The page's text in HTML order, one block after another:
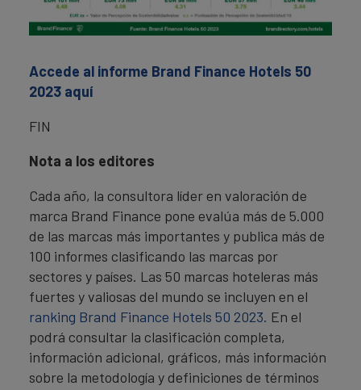
Accede al informe Brand Finance Hotels 50
2023 aquí
FIN
Nota a los editores
Cada año, la consultora líder en valoración de
marca Brand Finance pone evalúa más de 5.000
de las marcas más importantes y publica más de
100 informes clasificando las marcas por
sectores y países. Las 50 marcas hoteleras más
fuertes y valiosas del mundo se incluyen en el
ranking Brand Finance Hotels 50 2023. En el
podrá consultar la clasificación completa,
información adicional, gráficos, más información
sobre la metodología y definiciones de términos